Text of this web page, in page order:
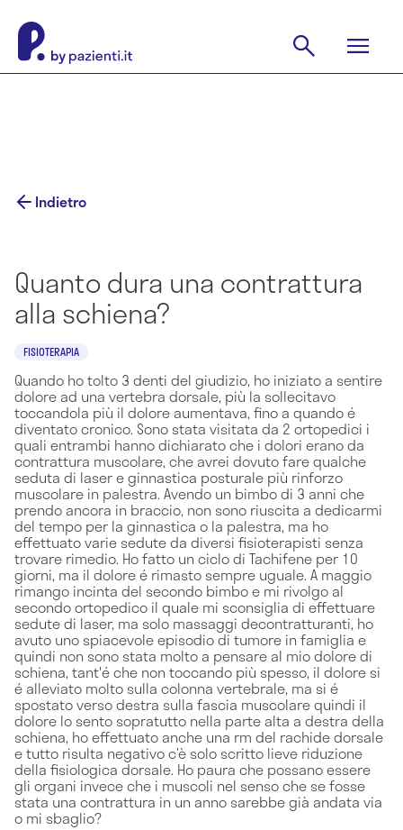
Indietro
Quanto dura una contrattura
alla schiena?
FISIOTERAPIA
Quando ho tolto 3 denti del giudizio, ho iniziato a sentire
dolore ad una vertebra dorsale, più la sollecitavo
toccandola più il dolore aumentava, fino a quando é
diventato cronico. Sono stata visitata da 2 ortopedici i
quali entrambi hanno dichiarato che i dolori erano da
contrattura muscolare, che avrei dovuto fare qualche
seduta di laser e ginnastica posturale più rinforzo
muscolare in palestra. Avendo un bimbo di 3 anni che
prendo ancora in braccio, non sono riuscita a dedicarmi
del tempo per la ginnastica o la palestra, ma ho
effettuato varie sedute da diversi fisioterapisti senza
trovare rimedio. Ho fatto un ciclo di Tachifene per 10
giorni, ma il dolore é rimasto sempre uguale. A maggio
rimango incinta del secondo bimbo e mi rivolgo al
secondo ortopedico il quale mi sconsiglia di effettuare
sedute di laser, ma solo massaggi decontratturanti, ho
avuto uno spiacevole episodio di tumore in famiglia e
quindi non sono stata molto a pensare al mio dolore di
schiena, tant'é che non toccando più spesso, il dolore si
é alleviato molto sulla colonna vertebrale, ma si é
spostato verso destra sulla fascia muscolare quindi il
dolore lo sento sopratutto nella parte alta a destra della
schiena, ho effettuato anche una rm del rachide dorsale
e tutto risulta negativo c’è solo scritto lieve riduzione
della fisiologica dorsale. Ho paura che possano essere
gli organi invece che i muscoli nel senso che se fosse
stata una contrattura in un anno sarebbe già andata via
o mi sbaglio?